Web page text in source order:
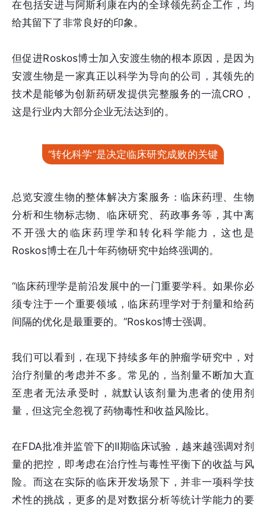
在包括安进与阿斯利康在内的全球领先药企工作，均
给其留下了非常良好的印象。
但促进Roskos博士加入安渡生物的根本原因，是因为
安渡生物是一家真正以科学为导向的公司，其领先的
技术是能够为创新药研发提供完整服务的一流CRO，
这是行业内大部分企业无法达到的。
“转化科学”是决定临床研究成败的关键
总览安渡生物的整体解决方案服务：临床药理、生物
分析和生物标志物、临床研究、药政事务等，其中离
不开强大的临床药理学和转化科学能力，这也是
Roskos博士在几十年药物研究中始终强调的。
“临床药理学是前沿发展中的一门重要学科。如果你必
须专注于一个重要领域，临床药理学对于剂量和给药
间隔的优化是最重要的。”Roskos博士强调。
我们可以看到，在现下持续多年的肿瘤学研究中，对
治疗剂量的考虑并不多。常见的，当剂量不断加大直
至患者无法承受时，就默认该剂量为患者的使用剂
量，但这完全忽视了药物毒性和收益风险比。
在FDA批准并监管下的II期临床试验，越来越强调对剂
量的把控，即考虑在治疗性与毒性平衡下的收益与风
险。而这在实际的临床开发场景下，并非一项科学技
术性的挑战，更多的是对数据分析等统计学能力的要